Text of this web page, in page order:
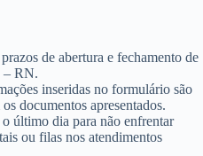
de abertura e fechamento de
– RN.
inseridas no formulário são
documentos apresentados.
último dia para não enfrentar
ou filas nos atendimentos